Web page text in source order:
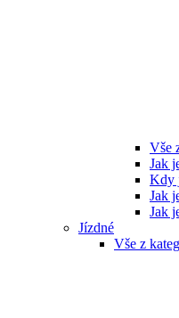
Vše
Jak
Kdy
Jak
Jak
Jízdné
Vše z